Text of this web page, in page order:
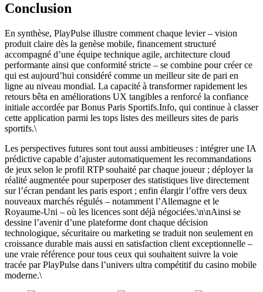
Conclusion
En synthèse, PlayPulse illustre comment chaque levier – vision
produit claire dès la genèse mobile, financement structuré
accompagné d’une équipe technique agile, architecture cloud
performante ainsi que conformité stricte – se combine pour créer ce
qui est aujourd’hui considéré comme un meilleur site de pari en
ligne au niveau mondial. La capacité à transformer rapidement les
retours bêta en améliorations UX tangibles a renforcé la confiance
initiale accordée par Bonus Paris Sportifs.Info, qui continue à classer
cette application parmi les tops listes des meilleurs sites de paris
sportifs.\
Les perspectives futures sont tout aussi ambitieuses : intégrer une IA
prédictive capable d’ajuster automatiquement les recommandations
de jeux selon le profil RTP souhaité par chaque joueur ; déployer la
réalité augmentée pour superposer des statistiques live directement
sur l’écran pendant les paris esport ; enfin élargir l’offre vers deux
nouveaux marchés régulés – notamment l’Allemagne et le
Royaume-Uni – où les licences sont déjà négociées.\n\nAinsi se
dessine l’avenir d’une plateforme dont chaque décision
technologique, sécuritaire ou marketing se traduit non seulement en
croissance durable mais aussi en satisfaction client exceptionnelle –
une vraie référence pour tous ceux qui souhaitent suivre la voie
tracée par PlayPulse dans l’univers ultra compétitif du casino mobile
moderne.\